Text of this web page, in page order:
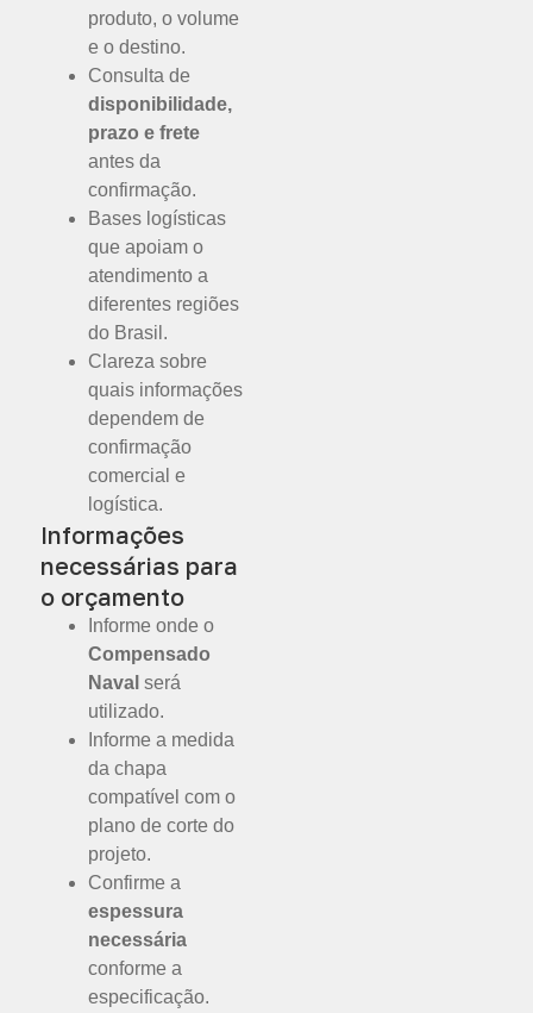
produto, o volume
e o destino.
Consulta de
disponibilidade,
prazo e frete
antes da
confirmação.
Bases logísticas
que apoiam o
atendimento a
diferentes regiões
do Brasil.
Clareza sobre
quais informações
dependem de
confirmação
comercial e
logística.
Informações
necessárias para
o orçamento
Informe onde o
Compensado
Naval será
utilizado.
Informe a medida
da chapa
compatível com o
plano de corte do
projeto.
Confirme a
espessura
necessária
conforme a
especificação.